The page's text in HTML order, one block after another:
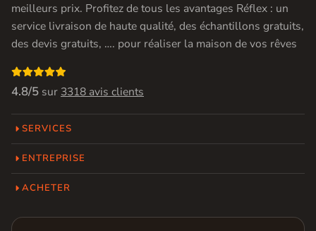
meilleurs prix. Profitez de tous les avantages Réflex : un
service livraison de haute qualité, des échantillons gratuits,
des devis gratuits, …. pour réaliser la maison de vos rêves

4.8/5 sur 3318 avis clients
SERVICES
ENTREPRISE
ACHETER